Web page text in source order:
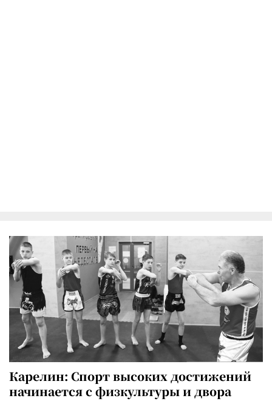
Карелин: Спорт высоких достижений
начинается с физкультуры и двора